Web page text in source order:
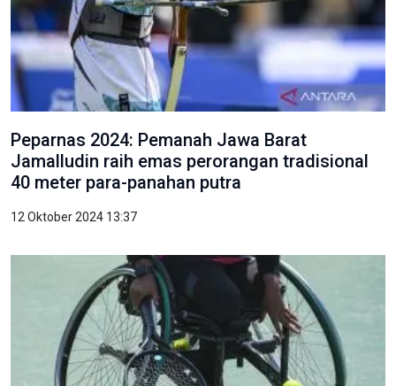
Peparnas 2024: Pemanah Jawa Barat
Jamalludin raih emas perorangan tradisional
40 meter para-panahan putra
12 Oktober 2024 13:37